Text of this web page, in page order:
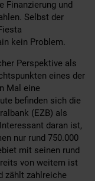
Finanzierung und
Selbst der
kein Problem.
Perspektive als
eines der
Mal eine
befinden sich die
(EZB) als
daran ist,
nur rund 750.000
mit seinen rund
von weitem ist
zählt zahlreiche